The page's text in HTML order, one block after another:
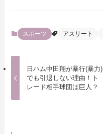
スポーツ アスリート
日ハム中田翔が暴行(暴力)
でも引退しない理由！ト
レード相手球団は巨人？